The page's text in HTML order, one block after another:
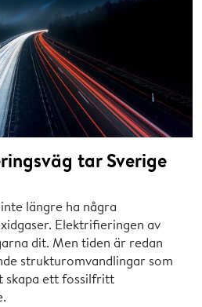
tar Sverige
längre ha några
Elektrifieringen av
dit. Men tiden är redan
strukturomvandlingar som
skapa ett fossilfritt